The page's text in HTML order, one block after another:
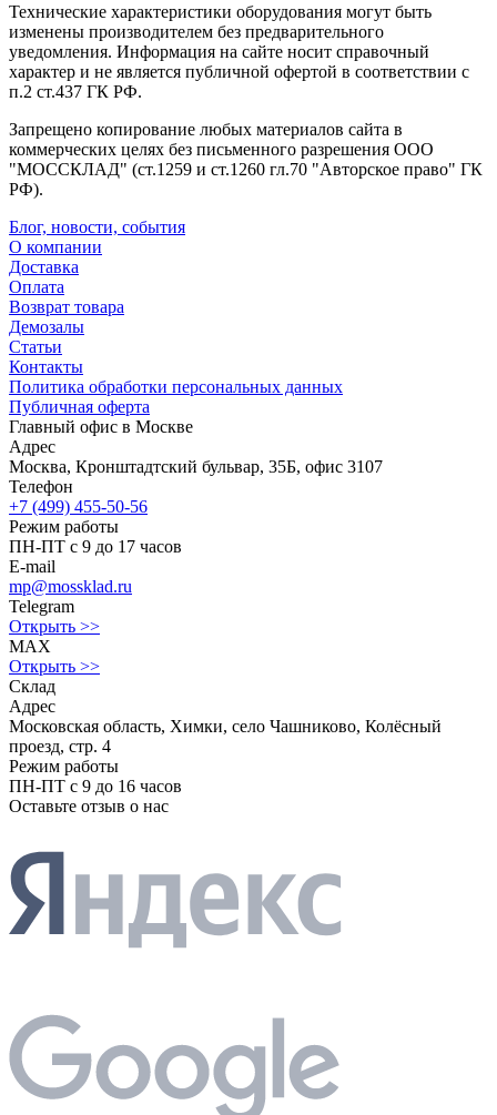
Технические характеристики оборудования могут быть
изменены производителем без предварительного
уведомления. Информация на сайте носит справочный
характер и не является публичной офертой в соответствии с
п.2 ст.437 ГК РФ.
Запрещено копирование любых материалов сайта в
коммерческих целях без письменного разрешения ООО
"МОССКЛАД" (ст.1259 и ст.1260 гл.70 "Авторское право" ГК
РФ).
Блог, новости, события
О компании
Доставка
Оплата
Возврат товара
Демозалы
Статьи
Контакты
Политика обработки персональных данных
Публичная оферта
Главный офис в Москве
Адрес
Москва, Кронштадтский бульвар, 35Б, офис 3107
Телефон
+7 (499) 455-50-56
Режим работы
ПН-ПТ с 9 до 17 часов
E-mail
mp@mossklad.ru
Telegram
Открыть >>
MAX
Открыть >>
Склад
Адрес
Московская область, Химки, село Чашниково, Колёсный
проезд, стр. 4
Режим работы
ПН-ПТ с 9 до 16 часов
Оставьте отзыв о нас